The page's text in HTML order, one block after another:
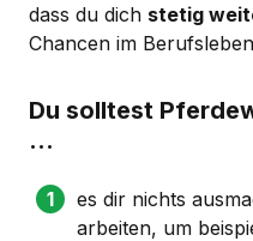
dass du dich stetig
Chancen im
Du solltest
…
es dir nichts
arbeiten, um